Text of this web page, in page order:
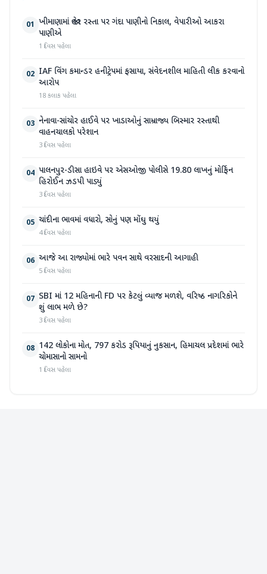
01 ખીમાણામાં જાહેર રસ્તા પર ગંદા પાણીનો નિકાલ, વેપારીઓ આકરા
પાણીએ
1 દિવસ પહેલા
02 IAF વિંગ કમાન્ડર હનીટ્રેપમાં ફસાયા, સંવેદનશીલ માહિતી લીક કરવાનો
આરોપ
18 કલાક પહેલા
03 નેનાવા-સાંચોર હાઈવે પર ખાડાઓનું સામ્રાજ્ય બિસ્માર રસ્તાથી
વાહનચાલકો પરેશાન
3 દિવસ પહેલા
04 પાલનપુર-ડીસા હાઇવે પર એસઓજી પોલીસે 19.80 લાખનું મોર્ફિન
હિરોઈન ઝડપી પાડ્યું
3 દિવસ પહેલા
05 ચાંદીના ભાવમાં વધારો, સોનું પણ મોંઘુ થયું
4 દિવસ પહેલા
06 આજે આ રાજ્યોમાં ભારે પવન સાથે વરસાદની આગાહી
5 દિવસ પહેલા
07 SBI માં 12 મહિનાની FD પર કેટલું વ્યાજ મળશે, વરિષ્ઠ નાગરિકોને
શું લાભ મળે છે?
3 દિવસ પહેલા
08 142 લોકોના મોત, 797 કરોડ રૂપિયાનું નુકસાન, હિમાચલ પ્રદેશમાં ભારે
ચોમાસાનો સામનો
1 દિવસ પહેલા